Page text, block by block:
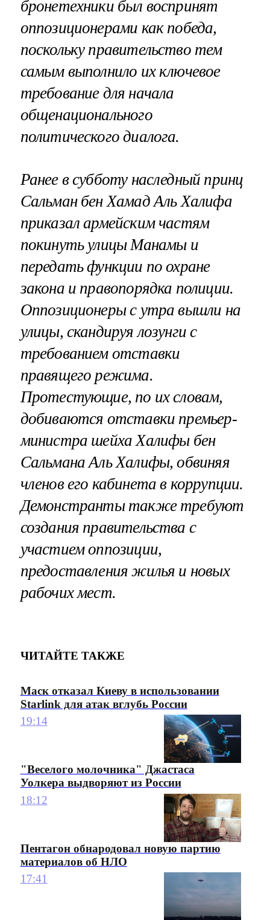
бронетехники был воспринят
оппозиционерами как победа,
поскольку правительство тем
самым выполнило их ключевое
требование для начала
общенационального
политического диалога.
Ранее в субботу наследный принц
Сальман бен Хамад Аль Халифа
приказал армейским частям
покинуть улицы Манамы и
передать функции по охране
закона и правопорядка полиции.
Оппозиционеры с утра вышли на
улицы, скандируя лозунги с
требованием отставки
правящего режима.
Протестующие, по их словам,
добиваются отставки премьер-
министра шейха Халифы бен
Сальмана Аль Халифы, обвиняя
членов его кабинета в коррупции.
Демонстранты также требуют
создания правительства с
участием оппозиции,
предоставления жилья и новых
рабочих мест.
ЧИТАЙТЕ ТАКЖЕ
Маск отказал Киеву в использовании
Starlink для атак вглубь России
19:14
"Веселого молочника" Джастаса
Уолкера выдворяют из России
18:12
Пентагон обнародовал новую партию
материалов об НЛО
17:41